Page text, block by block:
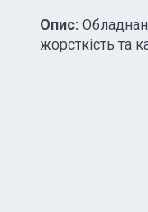
Опис:
жорсткість та